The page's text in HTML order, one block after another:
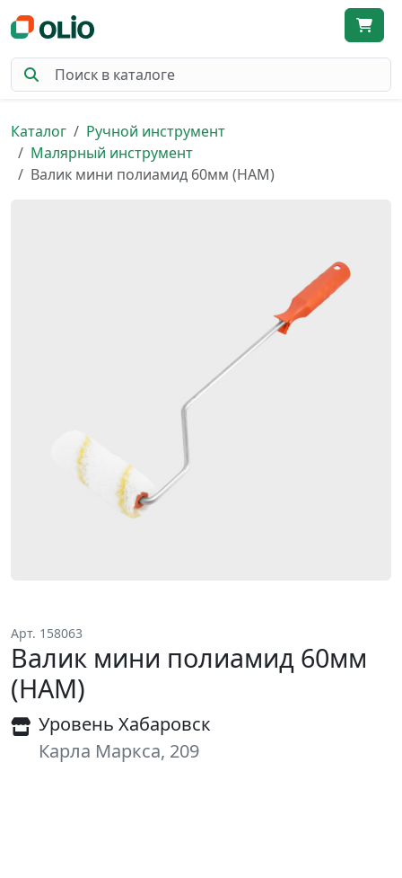
Каталог
Ручной инструмент
Малярный инструмент
Валик мини полиамид 60мм (НАМ)
Арт. 158063
Валик мини полиамид 60мм
(НАМ)
Уровень Хабаровск
Карла Маркса, 209